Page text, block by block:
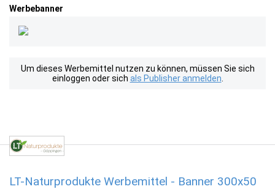
Werbebanner
Um dieses Werbemittel nutzen zu können, müssen Sie sich
einloggen oder sich als Publisher anmelden
LT-Naturprodukte Werbemittel - Banner 300x50